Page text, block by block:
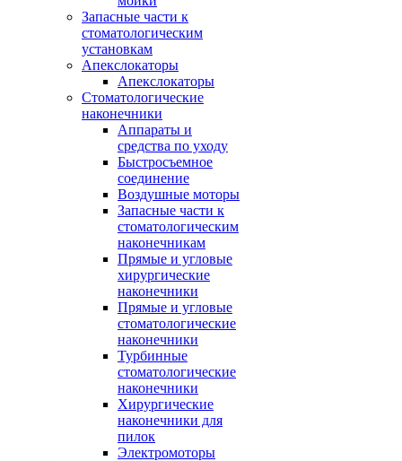
Запасные части к
стоматологическим
установкам
Апекслокаторы
Апекслокаторы
Стоматологические
наконечники
Аппараты и
средства по уходу
Быстросъемное
соединение
Воздушные моторы
Запасные части к
стоматологическим
наконечникам
Прямые и угловые
хирургические
наконечники
Прямые и угловые
стоматологические
наконечники
Турбинные
стоматологические
наконечники
Хирургические
наконечники для
пилок
Электромоторы